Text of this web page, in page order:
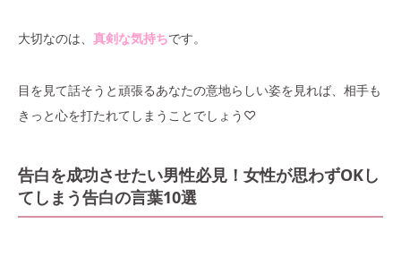
大切なのは、 真剣な気持ちです。
目を見て話そうと頑張るあなたの意地らしい姿を見れば、相手も
きっと心を打たれてしまうことでしょう♡
告白を成功させたい男性必見！女性が思わずOKし
てしまう告白の言葉10選